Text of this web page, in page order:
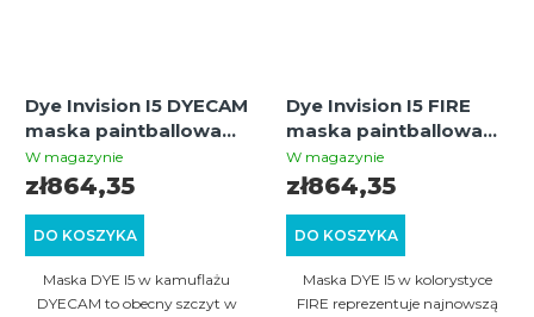
Dye Invision I5 DYECAM
maska paintballowa
thermal (camo)
W magazynie
DO KOSZYKA
zł864,35
Maska DYE I5 w kamuflażu
DYECAM to obecny szczyt w
Dye Invision I5 FIRE
maska paintballowa
thermal (black/red)
W magazynie
DO KOSZYKA
zł864,35
Maska DYE I5 w kolorystyce
FIRE reprezentuje najnowszą